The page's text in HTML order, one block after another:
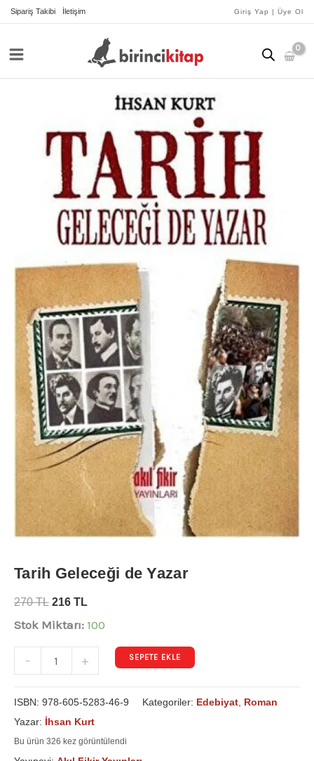
İçeriğe
Sipariş Takibi İletişim Giriş Yap | Üye Ol
Tarih Geleceği de Yazar
270TL 216 TL
Stok Miktarı: 100
- + SEPETE EKLE
ISBN: 978-605-5283-46-9 Kategoriler: Edebiyat Roman
Yazar: İhsan Kurt
Bu ürün 326 kez görüntülendi